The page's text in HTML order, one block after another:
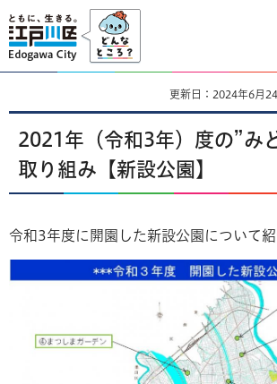
江戸川区
更新日：2024年6月24
2021年（令和3年）度の”み
取り組み【新設公園】
令和3年度に開園した新設公園について